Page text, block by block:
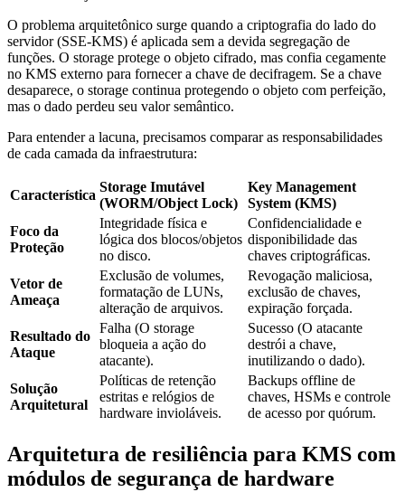
O problema arquitetônico surge quando a criptografia do lado do
servidor (SSE-KMS) é aplicada sem a devida segregação de
funções. O storage protege o objeto cifrado, mas confia cegamente
no KMS externo para fornecer a chave de decifragem. Se a chave
desaparece, o storage continua protegendo o objeto com perfeição,
mas o dado perdeu seu valor semântico.
Para entender a lacuna, precisamos comparar as responsabilidades
de cada camada da infraestrutura:
Característica
Storage Imutável
(WORM/Object Lock)
Key Management
System (KMS)
Foco da
Proteção
Integridade física e
lógica dos blocos/objetos
no disco.
Confidencialidade e
disponibilidade das
chaves criptográficas.
Vetor de
Ameaça
Exclusão de volumes,
formatação de LUNs,
alteração de arquivos.
Revogação maliciosa,
exclusão de chaves,
expiração forçada.
Resultado do
Ataque
Falha (O storage
bloqueia a ação do
atacante).
Sucesso (O atacante
destrói a chave,
inutilizando o dado).
Solução
Arquitetural
Políticas de retenção
estritas e relógios de
hardware invioláveis.
Backups offline de
chaves, HSMs e controle
de acesso por quórum.
Arquitetura de resiliência para KMS com
módulos de segurança de hardware